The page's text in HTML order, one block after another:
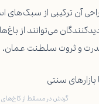
آن ترکیبی از سبک‌های
می‌توانند از
قدرت و ثروت سلطنت
گردش در مسقط از کاخ‌های